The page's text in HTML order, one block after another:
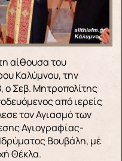
Καλύμνου, την
ο Σεβ. Μητροπολίτης
από ιερείς
τον Αγιασμό των
Αγιογραφίας-
Βουβάλη, μέ
Θέκλα.